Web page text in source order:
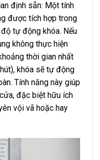
định sẵn: Một tính
được tích hợp trong
tự động khóa. Nếu
không thực hiện
thời gian nhất
khóa sẽ tự động
Tính năng này giúp
đặc biệt hữu ích
vội vã hoặc hay